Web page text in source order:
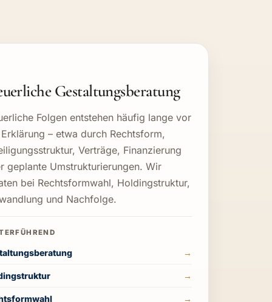
Gestaltungsberatung
Folgen entstehen häufig lange vor
– etwa durch Rechtsform,
Verträge, Finanzierung
geplante Umstrukturierungen. Wir
bei Rechtsformwahl, Holdingstruktur,
und Nachfolge.